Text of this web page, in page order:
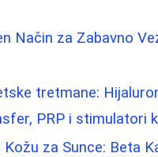
Način za Zabavno
tretmane:
PRP i stimulatori
za Sunce: Beta